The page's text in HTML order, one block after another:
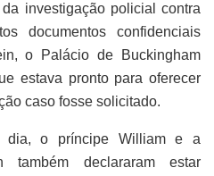
investigação policial contra
documentos confidenciais
o Palácio de Buckingham
estava pronto para oferecer
caso fosse solicitado.
dia, o príncipe William e a
também declararam estar